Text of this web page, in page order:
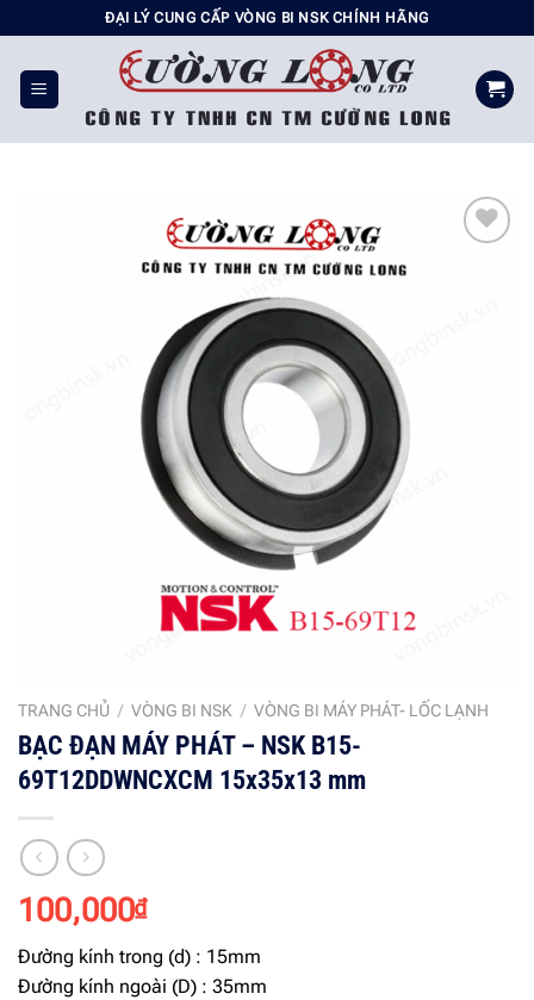
đến
nội
dung
ĐẠI LÝ CUNG CẤP VÒNG BI NSK CHÍNH HÃNG
TRANG CHỦ / VÒNG BI NSK / VÒNG BI MÁY PHÁT- LỐC LẠNH
BẠC ĐẠN MÁY PHÁT – NSK B15-
69T12DDWNCXCM 15x35x13 mm
100,000₫
Đường kính trong (d) : 15mm
Đường kính ngoài (D) : 35mm